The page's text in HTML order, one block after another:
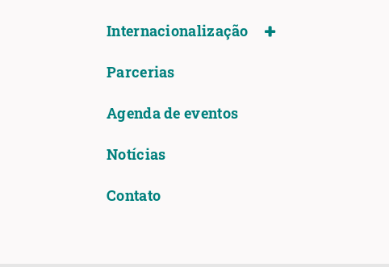
Internacionalização
Parcerias
Agenda de eventos
Notícias
Contato